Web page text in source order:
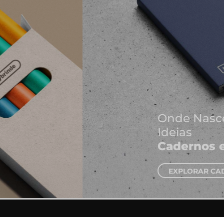
Onde Nascem As Melhores
Ideias
Cadernos e Blocos de Notas
EXPLORAR CADERNOS